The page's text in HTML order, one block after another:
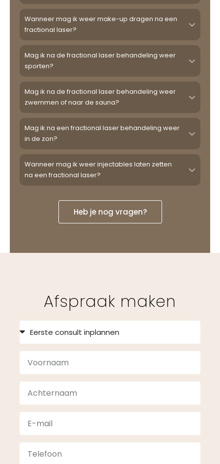
Wanneer mag ik weer make-up dragen na een
fractional laser?
Mag ik na de fractional laser behandeling weer
sporten?
Mag ik na de fractional laser behandeling weer
zwemmen of naar de sauna?
Mag ik na een fractional laser behandeling weer
in de zon?
Wanneer mag ik weer injectables laten zetten
na een fractional laser?
Heb je nog vragen?
Afspraak maken